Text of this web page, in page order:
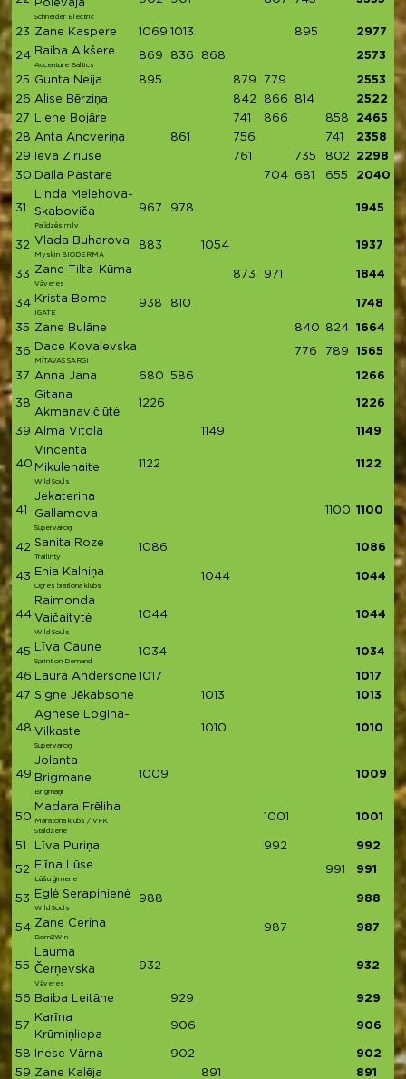
Polevaja
Schneider Electric
23 Zane Kaspere 1069 1013 895 2977
24 Baiba Alkšere
Accenture Baltics
869 836 868 2573
25 Gunta Neija 895 879 779
2553
26 Alise Bērziņa 842 866 814
2522
27
Liene Bojāre 741 866 858
2465
28 Anta Ancveriņa 861 756 741
2358
29
Ieva Ziriuse 761 735 802
2298
30
Daila Pastare 704 681 655 2040
31
Linda Melehova-
Skaboviča
Palīdzēsim.lv
967 978 1945
32 Vlada Buharova
Myskin BIODERMA
883 1054 1937
33 Zane Tilta-Kūma
Vāveres
873 971 1844
34 Krista Bome
IGATE
938 810 1748
35 Zane Bulāne 840 824 1664
36 Dace Kovaļevska
MĪTAVAS SARGI
776 789 1565
37 Anna Jana 680 586 1266
38
Gitana
Akmanavičiūtė
1226 1226
39 Alma Vitola 1149 1149
40
Vincenta
Mikulenaite
Wild Souls
1122 1122
41
Jekaterina
Gallamova
Supervaroņi
1100 1100
42 Sanita Roze
Trailinty
1086 1086
43 Enia Kalniņa
Ogres biatlona klubs
1044 1044
44
Raimonda
Vaičaitytė
Wild Souls
1044 1044
45 Līva Caune
Sprint on Demand
1034 1034
46 Laura Andersone 1017
1017
47 Signe Jēkabsone 1013 1013
48
Agnese Logina-
Vilkaste
Supervaroņi
1010 1010
49
Jolanta
Brigmane
Brigmaņi
1009 1009
50
Madara Frēliha
Maratona klubs / VFK
Staldzene
1001 1001
51 Līva Puriņa 992 992
52 Elīna Lūse
Lūšu ģimene
991 991
53 Eglė Serapinienė
Wild Souls
988 988
54 Zane Cerina
Born2Win
987 987
55
Lauma
Čerņevska
Vāveres
932 932
56 Baiba Leitāne 929 929
57
Karīna
Krūmiņliepa
906 906
58 Inese Vārna 902
902
59 Zane Kalēja 891
891